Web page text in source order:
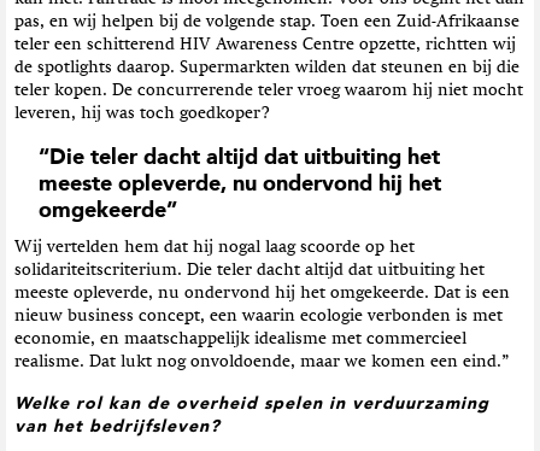
pas, en wij helpen bij de volgende stap. Toen een Zuid-Afrikaanse
teler een schitterend HIV Awareness Centre opzette, richtten wij
de spotlights daarop. Supermarkten wilden dat steunen en bij die
teler kopen. De concurrerende teler vroeg waarom hij niet mocht
leveren, hij was toch goedkoper?
“Die teler dacht altijd dat uitbuiting het
meeste opleverde, nu ondervond hij het
omgekeerde”
Wij vertelden hem dat hij nogal laag scoorde op het
solidariteitscriterium. Die teler dacht altijd dat uitbuiting het
meeste opleverde, nu ondervond hij het omgekeerde. Dat is een
nieuw business concept, een waarin ecologie verbonden is met
economie, en maatschappelijk idealisme met commercieel
realisme. Dat lukt nog onvoldoende, maar we komen een eind.”
Welke rol kan de overheid spelen in verduurzaming
van het bedrijfsleven?